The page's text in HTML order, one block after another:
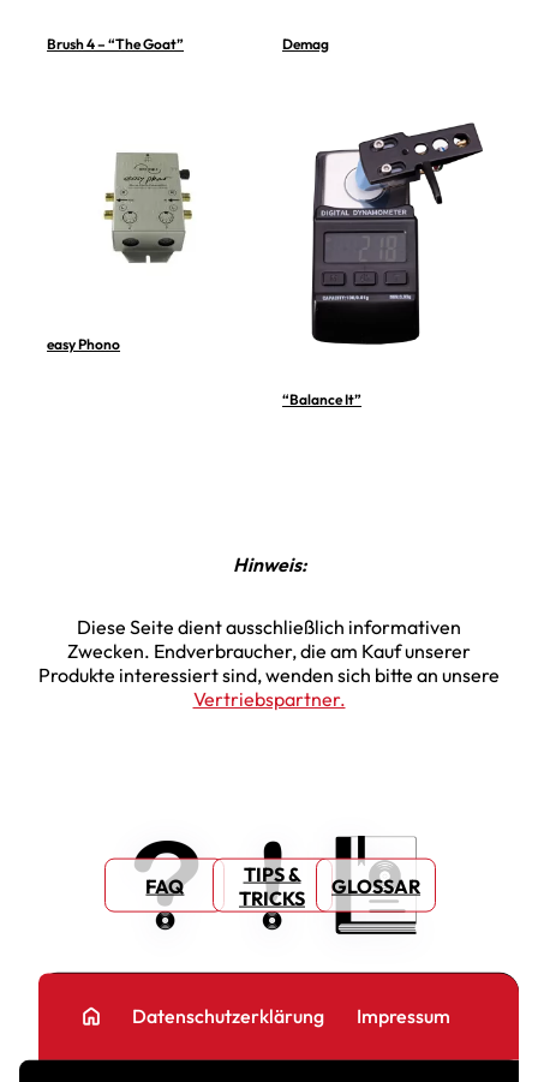
Brush 4 – “The Goat” Demag
easy Phono
“Balance It”
Hinweis:
Diese Seite dient ausschließlich informativen
Zwecken. Endverbraucher, die am Kauf unserer
Produkte interessiert sind, wenden sich bitte an unsere
Vertriebspartner.
FAQ
TIPS &
TRICKS
GLOSSAR
home Datenschutzerklärung Impressum